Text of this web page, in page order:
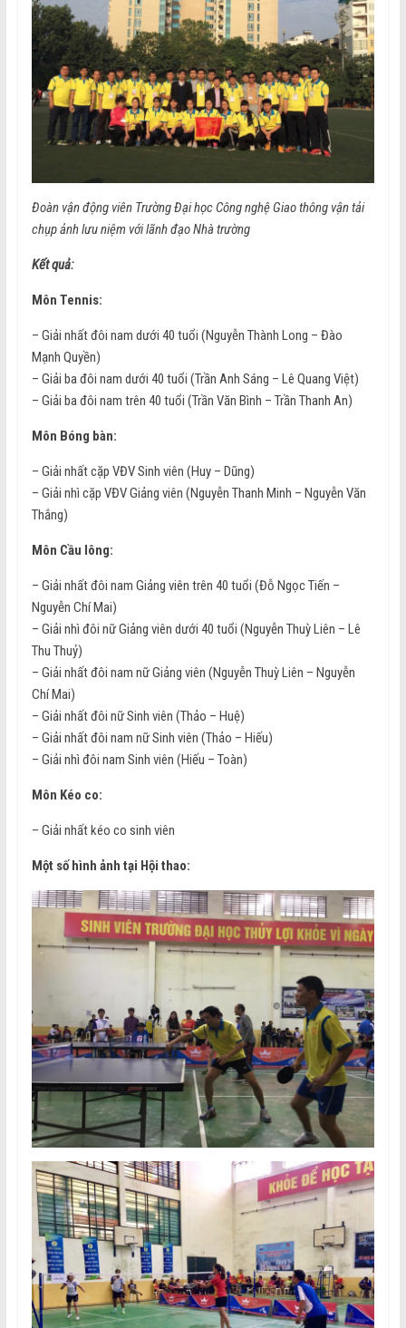
Đoàn vận động viên Trường Đại học Công nghệ Giao thông vận tải
chụp ảnh lưu niệm với lãnh đạo Nhà trường
Kết quả:
Môn Tennis:
– Giải nhất đôi nam dưới 40 tuổi (Nguyễn Thành Long – Đào
Mạnh Quyền)
– Giải ba đôi nam dưới 40 tuổi (Trần Anh Sáng – Lê Quang Việt)
– Giải ba đôi nam trên 40 tuổi (Trần Văn Bình – Trần Thanh An)
Môn Bóng bàn:
– Giải nhất cặp VĐV Sinh viên (Huy – Dũng)
– Giải nhì cặp VĐV Giảng viên (Nguyễn Thanh Minh – Nguyễn Văn
Thắng)
Môn Cầu lông:
– Giải nhất đôi nam Giảng viên trên 40 tuổi (Đỗ Ngọc Tiến –
Nguyễn Chí Mai)
– Giải nhì đôi nữ Giảng viên dưới 40 tuổi (Nguyễn Thuỳ Liên – Lê
Thu Thuỷ)
– Giải nhất đôi nam nữ Giảng viên (Nguyễn Thuỳ Liên – Nguyễn
Chí Mai)
– Giải nhất đôi nữ Sinh viên (Thảo – Huệ)
– Giải nhất đôi nam nữ Sinh viên (Thảo – Hiếu)
– Giải nhì đôi nam Sinh viên (Hiếu – Toàn)
Môn Kéo co:
– Giải nhất kéo co sinh viên
Một số hình ảnh tại Hội thao: